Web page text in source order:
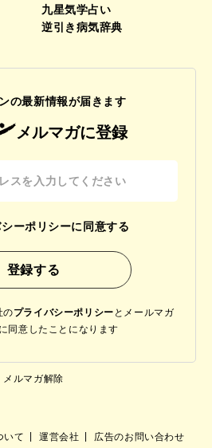
九星気学占い
逆引き病気辞典
の最新情報が届きます
メルマガに登録
ーポリシーに同意する
のプライバシーポリシー と メールマガ
同意したことになります
メルマガ解除
いて 運営会社
広告のお問い合わせ